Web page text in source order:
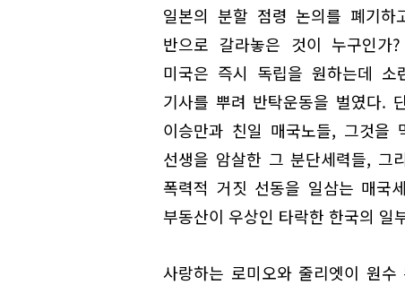
일본의 분할 점령 논의를 폐기
반으로 갈라놓은 것이 누구인가
미국은 즉시 독립을 원하는데 소
기사를 뿌려 반탁운동을 벌였다.
이승만과 친일 매국노들, 그것을
선생을 암살한 그 분단세력들, 그
폭력적 거짓 선동을 일삼는 매국
부동산이 우상인 타락한 한국의 일
사랑하는 로미오와 줄리엣이 원